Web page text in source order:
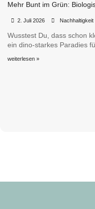
Mehr Bunt im Grün:
2. Juli 2026 Nachhaltigkeit
Wusstest Du, dass schon
ein dino-starkes Paradies
weiterlesen »